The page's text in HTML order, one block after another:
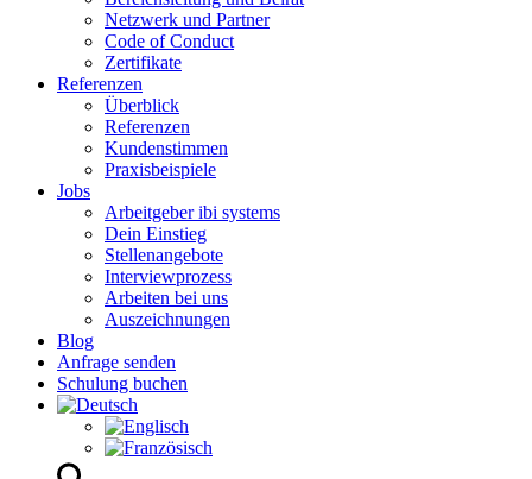
Netzwerk und Partner
Code of Conduct
Zertifikate
Referenzen
Überblick
Referenzen
Kundenstimmen
Praxisbeispiele
Jobs
Arbeitgeber ibi systems
Dein Einstieg
Stellenangebote
Interviewprozess
Arbeiten bei uns
Auszeichnungen
Blog
Anfrage senden
Schulung buchen